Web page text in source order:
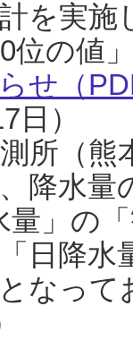
を実
位の値
せ（
日）
所（熊
降水
量」の
日降
なっ